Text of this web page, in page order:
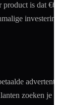
product is dat
zoeken je